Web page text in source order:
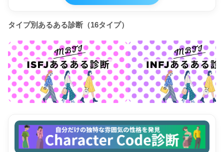
タイプ別あるある診断（16タイプ）